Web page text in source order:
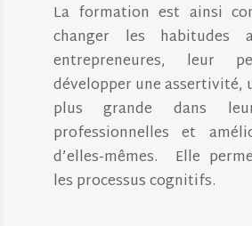
La formation est ainsi
changer les habitudes
entrepreneures, leur
développer une assertivité,
plus grande dans
professionnelles et
d’elles-mêmes. Elle
les processus cognitifs.